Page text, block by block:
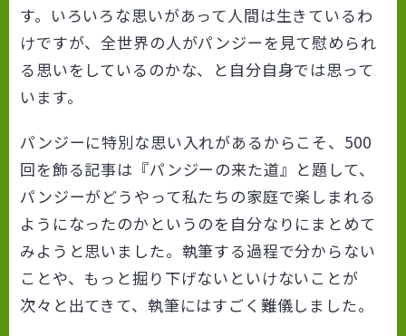
す。いろいろな思いがあって人間は生きているわ
けですが、全世界の人がパンジーを見て慰められ
る思いをしているのかな、と自分自身では思って
います。
パンジーに特別な思い入れがあるからこそ、500
回を飾る記事は『パンジーの来た道』と題して、
パンジーがどうやって私たちの家庭で楽しまれる
ようになったのかというのを自分なりにまとめて
みようと思いました。執筆する過程で分からない
ことや、もっと掘り下げないといけないことが
次々と出てきて、執筆にはすごく難儀しました。